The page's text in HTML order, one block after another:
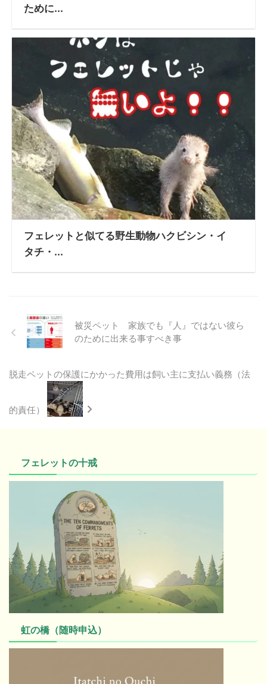
ために...
フェレットと似てる野生動物ハクビシン・イ
タチ・...
被災ペット 家族でも『人』ではない彼ら
のために出来る事すべき事
脱走ペットの保護にかかった費用は飼い主に支払い義務（法
的責任）
フェレットの十戒
虹の橋（随時申込）